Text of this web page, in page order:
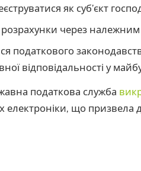
як суб’єкт
через
податкового
відповідальності у
податкова служба
електроніки, що